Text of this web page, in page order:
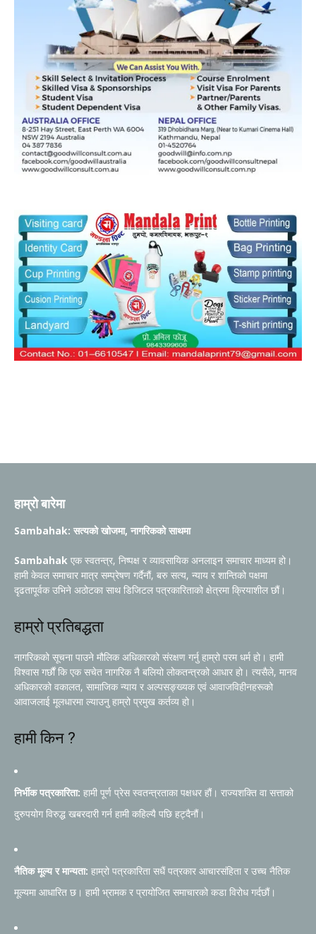
हाम्रो बारेमा
Sambahak: सत्यको खोजमा, नागरिकको साथमा
Sambahak एक स्वतन्त्र, निष्पक्ष र व्यावसायिक अनलाइन समाचार माध्यम हो।
हामी केवल समाचार मात्र सम्प्रेषण गर्दैनौं, बरु सत्य, न्याय र शान्तिको पक्षमा
दृढतापूर्वक उभिने अठोटका साथ डिजिटल पत्रकारिताको क्षेत्रमा क्रियाशील छौं।
हाम्रो प्रतिबद्धता
नागरिकको सूचना पाउने मौलिक अधिकारको संरक्षण गर्नु हाम्रो परम धर्म हो। हामी
विश्वास गर्छौं कि एक सचेत नागरिक नै बलियो लोकतन्त्रको आधार हो। त्यसैले, मानव
अधिकारको वकालत, सामाजिक न्याय र अल्पसङ्ख्यक एवं आवाजविहीनहरूको
आवाजलाई मूलधारमा ल्याउनु हाम्रो प्रमुख कर्तव्य हो।
हामी किन ?
निर्भीक पत्रकारिता: हामी पूर्ण प्रेस स्वतन्त्रताका पक्षधर हौं। राज्यशक्ति वा सत्ताको
दुरुपयोग विरुद्ध खबरदारी गर्न हामी कहिल्यै पछि हट्दैनौं।
नैतिक मूल्य र मान्यता: हाम्रो पत्रकारिता सधैं पत्रकार आचारसंहिता र उच्च नैतिक
मूल्यमा आधारित छ। हामी भ्रामक र प्रायोजित समाचारको कडा विरोध गर्दछौं।